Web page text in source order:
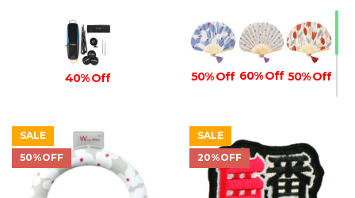
40% Off 50% Off 60% Off 50% Off
40% Off
SALE
50%OFF
SALE
20%OFF